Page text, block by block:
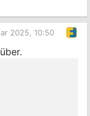
2025, 10:50